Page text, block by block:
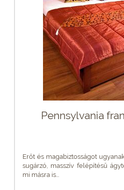
Pennsylvania
Erőt és magabiztosságot
sugárzó, masszív felépítésű
mi másra is...